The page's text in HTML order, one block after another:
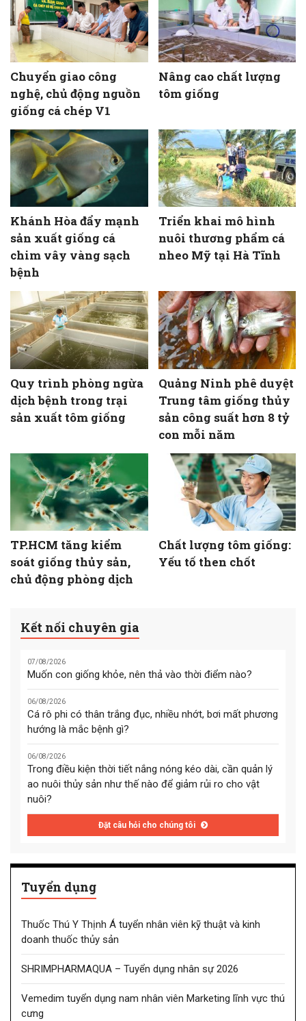
Chuyển giao công
nghệ, chủ động nguồn
giống cá chép V1
Nâng cao chất lượng
tôm giống
Khánh Hòa đẩy mạnh
sản xuất giống cá
chim vây vàng sạch
bệnh
Triển khai mô hình
nuôi thương phẩm cá
nheo Mỹ tại Hà Tĩnh
Quy trình phòng ngừa
dịch bệnh trong trại
sản xuất tôm giống
Quảng Ninh phê duyệt
Trung tâm giống thủy
sản công suất hơn 8 tỷ
con mỗi năm
TP.HCM tăng kiểm
soát giống thủy sản,
chủ động phòng dịch
Chất lượng tôm giống:
Yếu tố then chốt
Kết nối chuyên gia
07/08/2026
Muốn con giống khỏe, nên thả vào thời điểm nào?
06/08/2026
Cá rô phi có thân trắng đục, nhiều nhớt, bơi mất phương
hướng là mắc bệnh gì?
06/08/2026
Trong điều kiện thời tiết nắng nóng kéo dài, cần quản lý
ao nuôi thủy sản như thế nào để giảm rủi ro cho vật
nuôi?
Đặt câu hỏi cho chúng tôi
Tuyển dụng
Thuốc Thú Y Thịnh Á tuyển nhân viên kỹ thuật và kinh
doanh thuốc thủy sản
SHRIMPHARMAQUA – Tuyển dụng nhân sự 2026
Vemedim tuyển dụng nam nhân viên Marketing lĩnh vực thú
cưng